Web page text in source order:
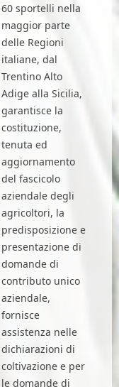
60 sportelli nella
maggior parte
delle Regioni
italiane, dal
Trentino Alto
Adige alla Sicilia,
garantisce la
costituzione,
tenuta ed
aggiornamento
del fascicolo
aziendale degli
agricoltori, la
predisposizione e
presentazione di
domande di
contributo unico
aziendale,
fornisce
assistenza nelle
dichiarazioni di
coltivazione e per
le domande di